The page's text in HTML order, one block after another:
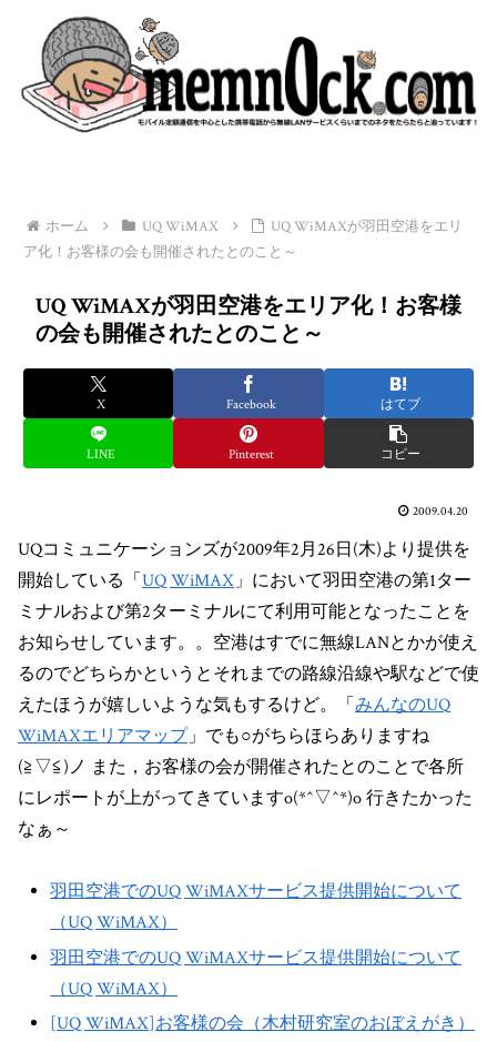
ホーム UQ WiMAX
UQ WiMAXが羽田空港をエリ
ア化！お客様の会も開催されたとのこと～
UQ WiMAXが羽田空港をエリア化！お客様
の会も開催されたとのこと～
X Facebook はてブ
LINE Pinterest コピー
2009.04.20
UQコミュニケーションズが2009年2月26日(木)より提供を
開始している「UQ WiMAX」において羽田空港の第1ター
ミナルおよび第2ターミナルにて利用可能となったことを
お知らせしています。。空港はすでに無線LANとかが使え
るのでどちらかというとそれまでの路線沿線や駅などで使
えたほうが嬉しいような気もするけど。「みんなのUQ
WiMAXエリアマップ」でも○がちらほらありますね
(≧▽≦)ノ また，お客様の会が開催されたとのことで各所
にレポートが上がってきていますo(*^▽^*)o 行きたかった
なぁ～
羽田空港でのUQ WiMAXサービス提供開始について
（UQ WiMAX）
羽田空港でのUQ WiMAXサービス提供開始について
（UQ WiMAX）
[UQ WiMAX]お客様の会（木村研究室のおぼえがき）